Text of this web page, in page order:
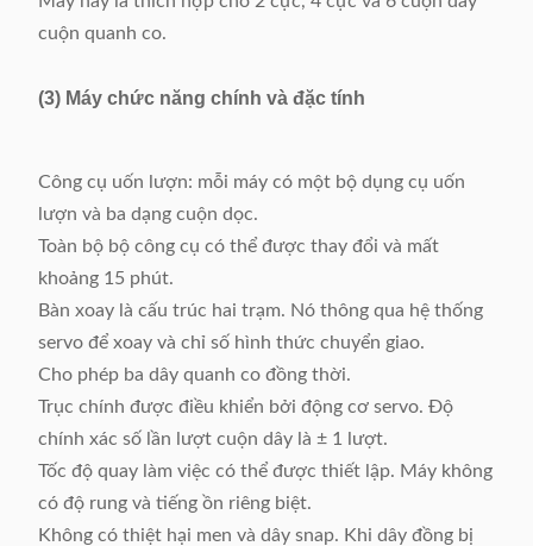
cuộn quanh co.
(3) Máy chức năng chính và đặc tính
Công cụ uốn lượn: mỗi máy có một bộ dụng cụ uốn
lượn và ba dạng cuộn dọc.
Toàn bộ bộ công cụ có thể được thay đổi và mất
khoảng 15 phút.
Bàn xoay là cấu trúc hai trạm. Nó thông qua hệ thống
servo để xoay và chỉ số hình thức chuyển giao.
Cho phép ba dây quanh co đồng thời.
Trục chính được điều khiển bởi động cơ servo. Độ
chính xác số lần lượt cuộn dây là ± 1 lượt.
Tốc độ quay làm việc có thể được thiết lập. Máy không
có độ rung và tiếng ồn riêng biệt.
Không có thiệt hại men và dây snap. Khi dây đồng bị